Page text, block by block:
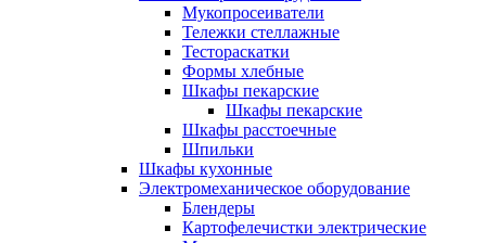
Мукопросеиватели
Тележки стеллажные
Тестораскатки
Формы хлебные
Шкафы пекарские
Шкафы пекарские
Шкафы расстоечные
Шпильки
Шкафы кухонные
Электромеханическое оборудование
Блендеры
Картофелечистки электрические